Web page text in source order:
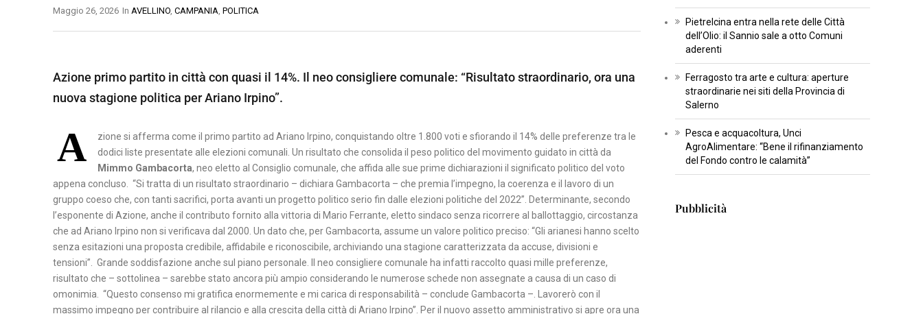
I
N
B
E
E
V
E
T
O
S
E
S
I
I
C
A
M
A
E
R
A
P
O
T
Z
A
C
U
L
U
R
I
N
E
In AVELLINO, CAMPANIA, POLITICA
Maggio 26, 2026
Azione primo partito in città con quasi il 14%. Il neo consigliere comunale: “Risultato straordinario, ora una
nuova stagione politica per Ariano Irpino”.
A
zione si afferma come il primo partito ad Ariano Irpino, conquistando oltre 1.800 voti e sfiorando il 14% delle preferenze tra le
dodici liste presentate alle elezioni comunali. Un risultato che consolida il peso politico del movimento guidato in città da
Mimmo Gambacorta, neo eletto al Consiglio comunale, che affida alle sue prime dichiarazioni il significato politico del voto
appena concluso. “Si tratta di un risultato straordinario – dichiara Gambacorta – che premia l’impegno, la coerenza e il lavoro di un
gruppo coeso che, con tanti sacrifici, porta avanti un progetto politico serio fin dalle elezioni politiche del 2022”. Determinante, secondo
l’esponente di Azione, anche il contributo fornito alla vittoria di Mario Ferrante, eletto sindaco senza ricorrere al ballottaggio, circostanza
che ad Ariano Irpino non si verificava dal 2000. Un dato che, per Gambacorta, assume un valore politico preciso: “Gli arianesi hanno scelto
senza esitazioni una proposta credibile, affidabile e riconoscibile, archiviando una stagione caratterizzata da accuse, divisioni e
tensioni”. Grande soddisfazione anche sul piano personale. Il neo consigliere comunale ha infatti raccolto quasi mille preferenze,
risultato che – sottolinea – sarebbe stato ancora più ampio considerando le numerose schede non assegnate a causa di un caso di
omonimia. “Questo consenso mi gratifica enormemente e mi carica di responsabilità – conclude Gambacorta –. Lavorerò con il
massimo impegno per contribuire al rilancio e alla crescita della città di Ariano Irpino”. Per il nuovo assetto amministrativo si apre ora una
Pietrelcina entra nella rete delle Città
dell’Olio: il Sannio sale a otto Comuni
aderenti
Ferragosto tra arte e cultura: aperture
straordinarie nei siti della Provincia di
Salerno
Pesca e acquacoltura, Unci
AgroAlimentare: “Bene il rifinanziamento
del Fondo contro le calamità”
Pubblicità